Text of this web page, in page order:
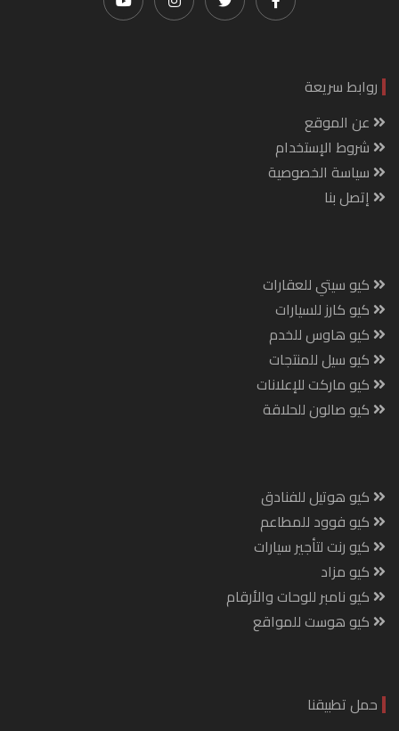
روابط سريعة
عن الموقع
شروط الإستخدام
سياسة الخصوصية
إتصل بنا
كيو سيتي للعقارات
كيو كارز للسيارات
كيو هاوس للخدم
كيو سيل للمنتجات
كيو ماركت للإعلانات
كيو صالون للحلاقة
كيو هوتيل للفنادق
كيو فوود للمطاعم
كيو رنت لتأجير سيارات
كيو مزاد
كيو نامبر للوحات والأرقام
كيو هوست للمواقع
حمل تطبيقنا